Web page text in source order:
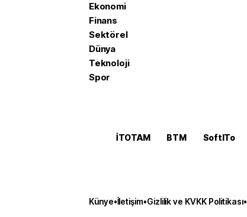
Ekonomi
Finans
Sektörel
Dünya
Teknoloji
Spor
İTOTAM BTM SoftITo
Künye•İletişim•Gizlilik ve KVKK Politikası•